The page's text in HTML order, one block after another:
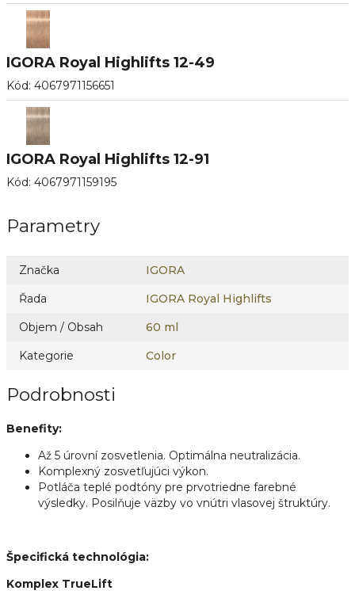
IGORA Royal Highlifts 12-49
Kód: 4067971156651
IGORA Royal Highlifts 12-91
Kód: 4067971159195
Parametry
Značka
IGORA
Řada
IGORA Royal Highlifts
Objem / Obsah
60 ml
Kategorie
Color
Podrobnosti
Benefity:
Až 5 úrovní zosvetlenia. Optimálna neutralizácia.
Komplexný zosvetľujúci výkon.
Potláča teplé podtóny pre prvotriedne farebné
výsledky. Posilňuje väzby vo vnútri vlasovej štruktúry.
Špecifická technológia:
Komplex TrueLift